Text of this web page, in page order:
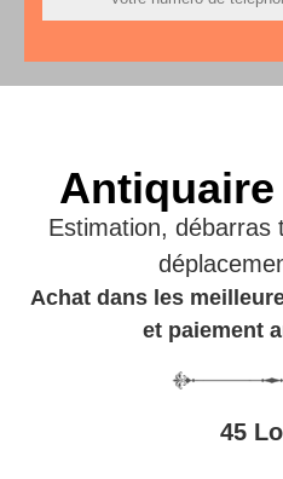
Estimation, débarras
Achat dans les
et paiement
45